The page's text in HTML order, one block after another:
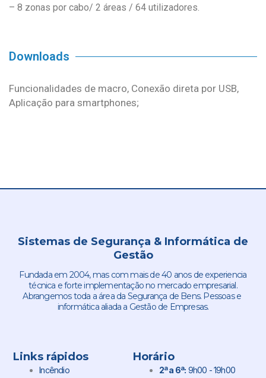
– 8 zonas por cabo/ 2 áreas / 64 utilizadores.
Downloads
Funcionalidades de macro, Conexão direta por USB,
Aplicação para smartphones;
Sistemas de Segurança & Informática de
Gestão
Fundada em 2004, mas com mais de 40 anos de experiencia
técnica e forte implementação no mercado empresarial.
Abrangemos toda a área da Segurança de Bens. Pessoas e
informática aliada a Gestão de Empresas.
Links rápidos
Incêndio
Horário
2ª a 6ª: 9h00 - 19h00